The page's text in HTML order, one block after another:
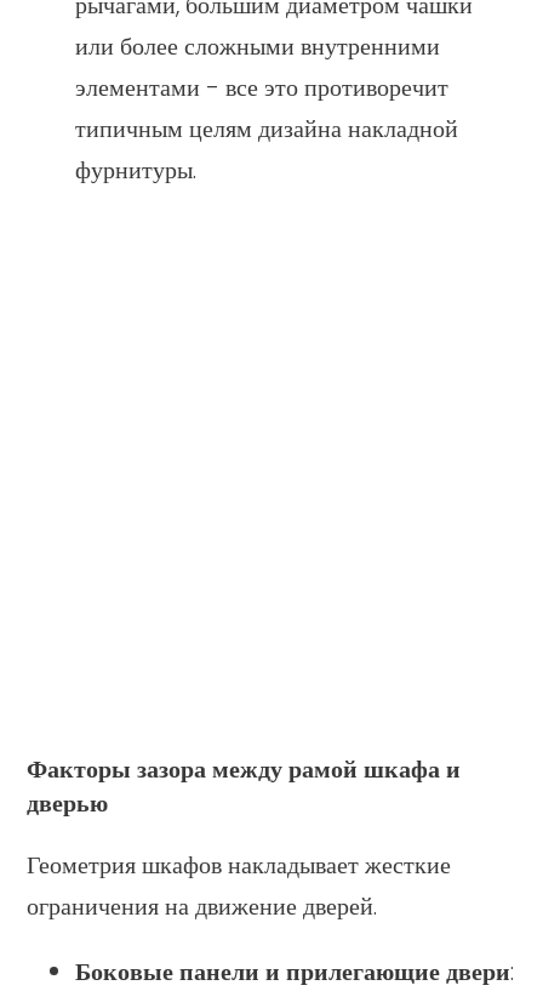
или более сложными внутренними
элементами - все это противоречит
типичным целям дизайна накладной
фурнитуры.
Факторы зазора между рамой шкафа и
дверью
Геометрия шкафов накладывает жесткие
ограничения на движение дверей.
Боковые панели и прилегающие двери: